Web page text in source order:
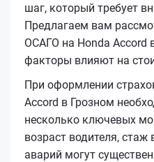
шаг, который требует
Предлагаем вам
ОСАГО на Honda Accord
факторы влияют на
При оформлении
Accord в Грозном
несколько ключевых
возраст водителя,
аварий могут